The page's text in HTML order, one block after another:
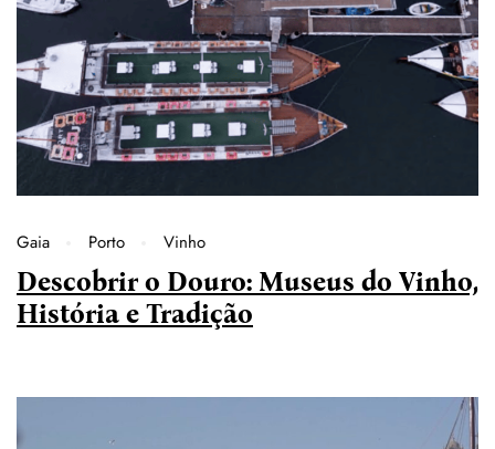
Gaia Porto Vinho
Descobrir o Douro: Museus do Vinho,
História e Tradição